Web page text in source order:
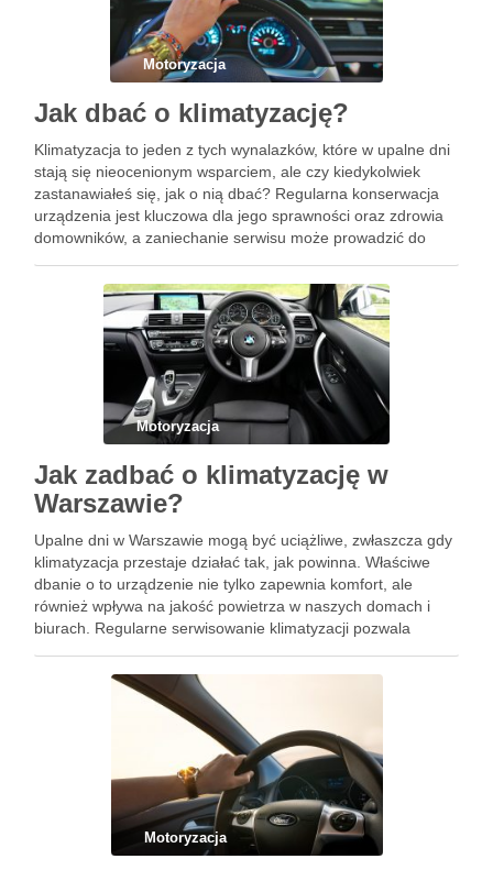
Motoryzacja
Jak dbać o klimatyzację?
Klimatyzacja to jeden z tych wynalazków, które w upalne dni
stają się nieocenionym wsparciem, ale czy kiedykolwiek
zastanawiałeś się, jak o nią dbać? Regularna konserwacja
urządzenia jest kluczowa dla jego sprawności oraz zdrowia
domowników, a zaniechanie serwisu może prowadzić do
często przeprowadzać przegląd, jakie …
Motoryzacja
Jak zadbać o klimatyzację w
Warszawie?
Upalne dni w Warszawie mogą być uciążliwe, zwłaszcza gdy
klimatyzacja przestaje działać tak, jak powinna. Właściwe
dbanie o to urządzenie nie tylko zapewnia komfort, ale
również wpływa na jakość powietrza w naszych domach i
biurach. Regularne serwisowanie klimatyzacji pozwala
niezwykle istotne w …
Motoryzacja